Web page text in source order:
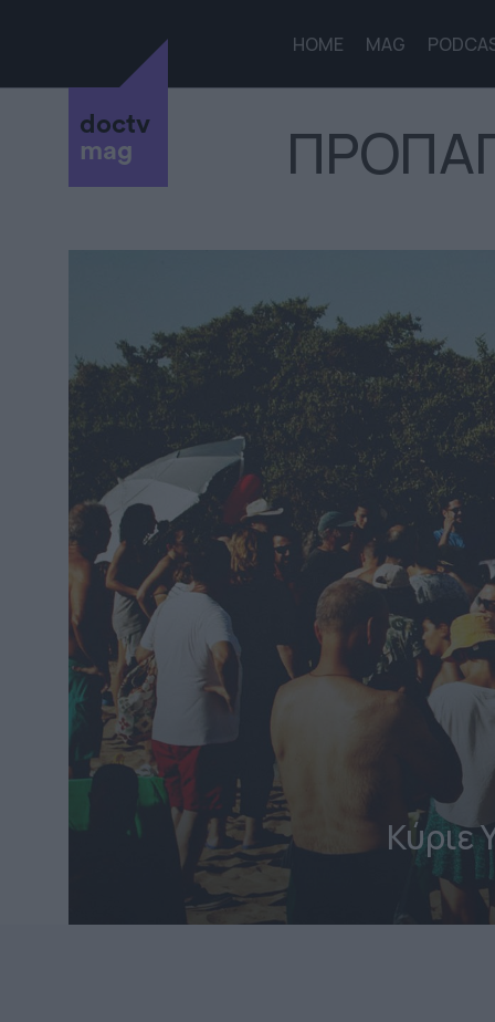
doctv
mag
HOME MAG
Κύριε